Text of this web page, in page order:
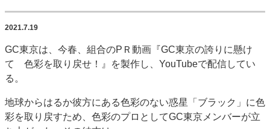
新商品 新製品 ＡＩ・デジタル デジタル印刷 印刷通販
SDGs・地
イベント
特集記事カテゴリー一覧
2022 見える化・MIS特集
特集・デジタル印刷 ～ 新成長軌道を描く
2021.7.19
GC東京は、今春、組合のPＲ動画『GC東京の誇りに懸け
て 色彩を取り戻せ！』を製作し、YouTubeで配信してい
る。
地球からはるか彼方にある色彩のない惑星「ブラック」に色
彩を取り戻すため、色彩のプロとしてGC東京メンバーが立